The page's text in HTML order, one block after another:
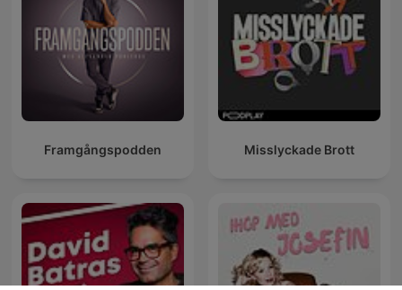
Framgångspodden Misslyckade Brott